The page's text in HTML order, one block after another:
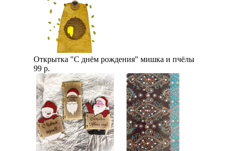
Открытка "С днём рождения" мишка и пчёлы
99 р.